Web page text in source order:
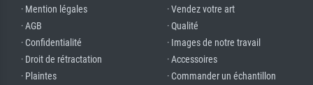
· Mention légales
· AGB
· Confidentialité
· Droit de rétractation
· Plaintes
· Vendez votre art
· Qualité
· Images de notre travail
· Accessoires
· Commander un échantillon